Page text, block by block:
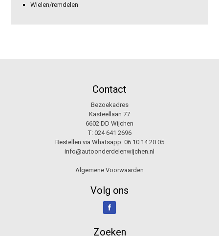
Wielen/remdelen
Contact
Bezoekadres
Kasteellaan 77
6602 DD Wijchen
T: 024 641 2696
Bestellen via Whatsapp: 06 10 14 20 05
info@autoonderdelenwijchen.nl
Algemene Voorwaarden
Volg ons
Zoeken